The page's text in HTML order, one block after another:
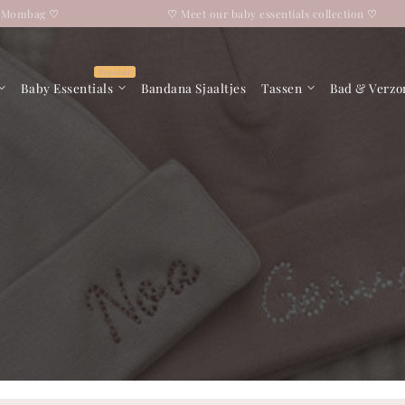
♡ Meet our baby essentials collection♡
Baby Essentials Bandana Sjaaltjes Tassen Bad &